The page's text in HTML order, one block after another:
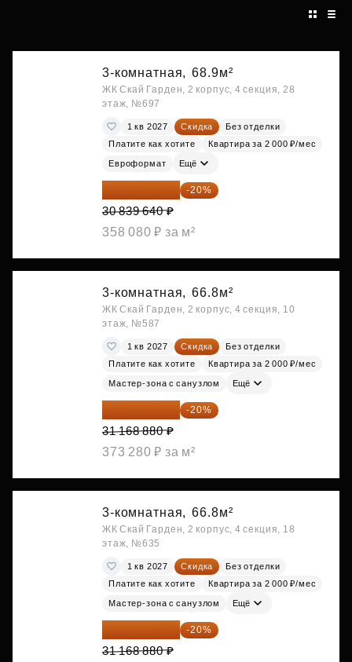
3-комнатная, 68.9м²
ЖК Скай Гарден, 2 корпус, 4 секция, 28
этаж, №697
1 кв 2027 Скидка
Без отделки
Платите как хотите
Квартира за 2 000 ₽/мес
Евроформат Ещё
24 671 712 ₽ -20%
30 839 640 ₽
358 080 ₽ за м²
3-комнатная, 66.8м²
ЖК Скай Гарден, 2 корпус, 4 секция, 10
этаж, №587
1 кв 2027 Скидка
Без отделки
Платите как хотите
Квартира за 2 000 ₽/мес
Мастер-зона с санузлом Ещё
24 935 104 ₽ -20%
31 168 880 ₽
373 280 ₽ за м²
3-комнатная, 66.8м²
ЖК Скай Гарден, 2 корпус, 4 секция, 18
этаж, №635
1 кв 2027 Скидка
Без отделки
Платите как хотите
Квартира за 2 000 ₽/мес
Мастер-зона с санузлом Ещё
24 935 104 ₽ -20%
31 168 880 ₽